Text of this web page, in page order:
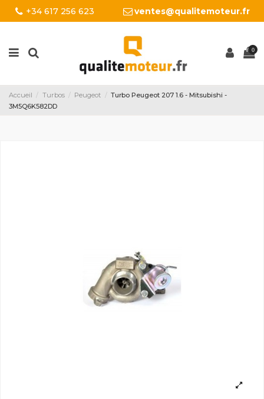
+34 617 256 623 ventes@qualitemoteur.fr
0
Accueil Turbos Peugeot
Turbo Peugeot 207 1.6 - Mitsubishi -
3M5Q6K582DD